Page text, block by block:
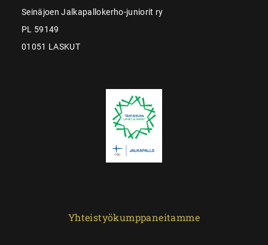
Seinäjoen Jalkapallokerho-juniorit ry
PL 59149
01051 LASKUT
Yhteistyökumppaneitamme